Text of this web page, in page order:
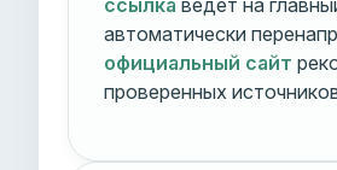
ссылка ведет на
автоматически
официальный сайт
проверенных